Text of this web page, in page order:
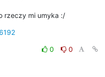
rzeczy mi umyka :/
0
0